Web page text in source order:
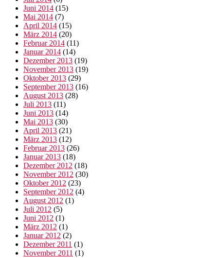
Juni 2014 (15)
Mai 2014 (7)
April 2014 (15)
März 2014 (20)
Februar 2014 (11)
Januar 2014 (14)
Dezember 2013 (19)
November 2013 (19)
Oktober 2013 (29)
September 2013 (16)
August 2013 (28)
Juli 2013 (11)
Juni 2013 (14)
Mai 2013 (30)
April 2013 (21)
März 2013 (12)
Februar 2013 (26)
Januar 2013 (18)
Dezember 2012 (18)
November 2012 (30)
Oktober 2012 (23)
September 2012 (4)
August 2012 (1)
Juli 2012 (5)
Juni 2012 (1)
März 2012 (1)
Januar 2012 (2)
Dezember 2011 (1)
November 2011 (1)